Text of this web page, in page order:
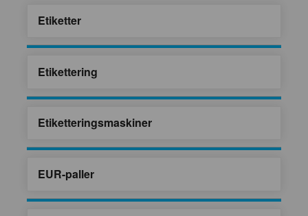
Etiketter
Etikettering
Etiketteringsmaskiner
EUR-paller